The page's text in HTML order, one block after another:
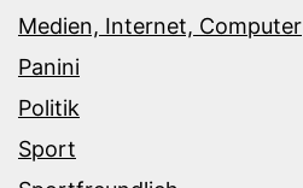
Medien, Internet, Computer
Panini
Politik
Sport